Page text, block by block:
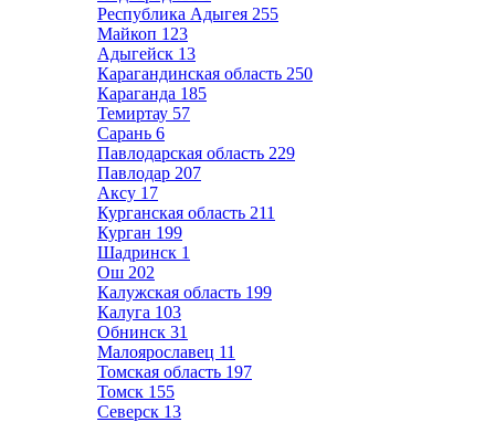
Республика Адыгея 255
Майкоп 123
Адыгейск 13
Карагандинская область 250
Караганда 185
Темиртау 57
Сарань 6
Павлодарская область 229
Павлодар 207
Аксу 17
Курганская область 211
Курган 199
Шадринск 1
Ош 202
Калужская область 199
Калуга 103
Обнинск 31
Малоярославец 11
Томская область 197
Томск 155
Северск 13